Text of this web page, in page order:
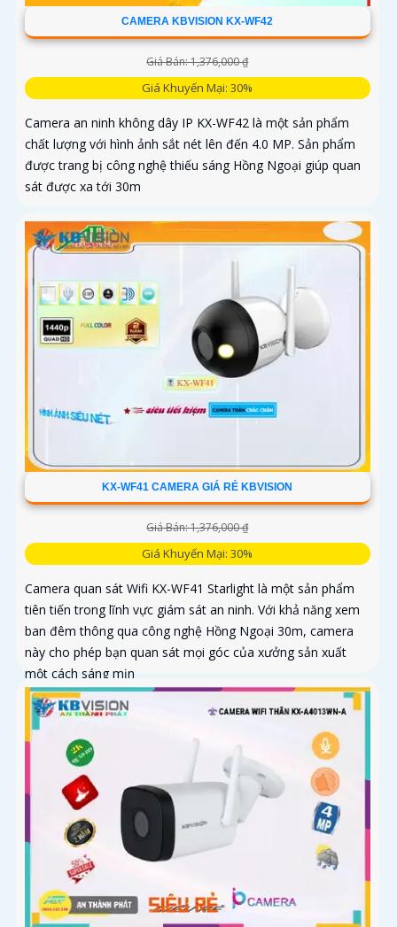
CAMERA KBVISION KX-WF42
Giá Bán: 1,376,000 ₫
Giá Khuyến Mại: 30%
Camera an ninh không dây IP KX-WF42 là một sản phẩm
chất lượng với hình ảnh sắt nét lên đến 4.0 MP. Sản phẩm
được trang bị công nghệ thiếu sáng Hồng Ngoại giúp quan
sát được xa tới 30m
KX-WF41 CAMERA GIÁ RẺ KBVISION
Giá Bán: 1,376,000 ₫
Giá Khuyến Mại: 30%
Camera quan sát Wifi KX-WF41 Starlight là một sản phẩm
tiên tiến trong lĩnh vực giám sát an ninh. Với khả năng xem
ban đêm thông qua công nghệ Hồng Ngoại 30m, camera
này cho phép bạn quan sát mọi góc của xưởng sản xuất
một cách sáng mịn